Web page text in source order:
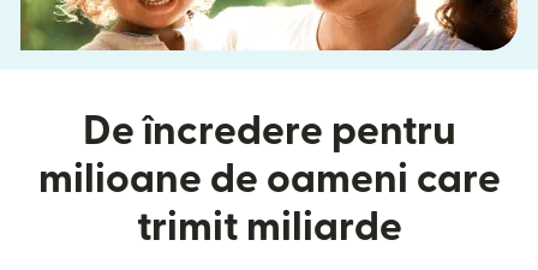
De încredere pentru
milioane de oameni care
trimit miliarde